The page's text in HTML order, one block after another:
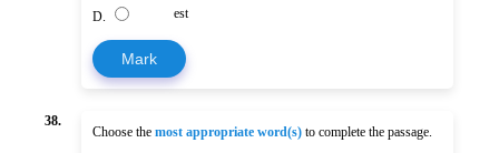
D. est
Mark
38.
Choose the most appropriate word(s) to complete the passage.